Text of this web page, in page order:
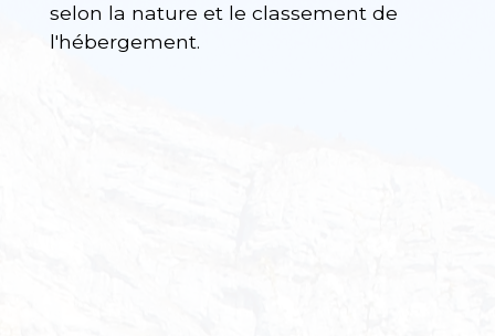
selon la nature et le classement de
l'hébergement.